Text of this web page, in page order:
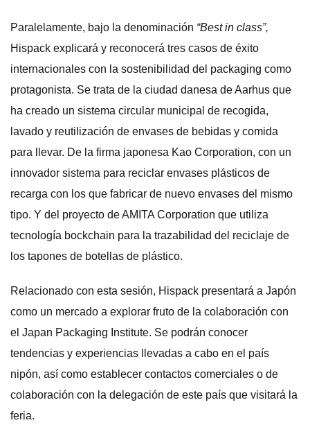
Paralelamente, bajo la denominación “Best in class”,
Hispack explicará y reconocerá tres casos de éxito
internacionales con la sostenibilidad del packaging como
protagonista. Se trata de la ciudad danesa de Aarhus que
ha creado un sistema circular municipal de recogida,
lavado y reutilización de envases de bebidas y comida
para llevar. De la firma japonesa Kao Corporation, con un
innovador sistema para reciclar envases plásticos de
recarga con los que fabricar de nuevo envases del mismo
tipo. Y del proyecto de AMITA Corporation que utiliza
tecnología bockchain para la trazabilidad del reciclaje de
los tapones de botellas de plástico.
Relacionado con esta sesión, Hispack presentará a Japón
como un mercado a explorar fruto de la colaboración con
el Japan Packaging Institute. Se podrán conocer
tendencias y experiencias llevadas a cabo en el país
nipón, así como establecer contactos comerciales o de
colaboración con la delegación de este país que visitará la
feria.